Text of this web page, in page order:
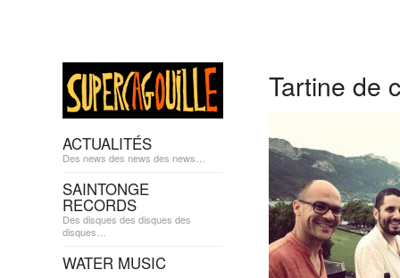
Tartine de
ACTUALITÉS
Des news des news des news…
SAINTONGE
RECORDS
Des disques des disques des
disques…
WATER MUSIC